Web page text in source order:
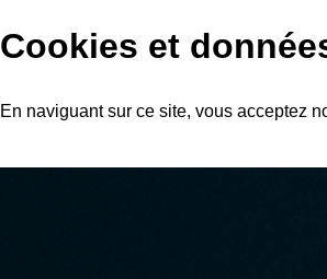
Cookies et
En naviguant sur ce site, vous acceptez